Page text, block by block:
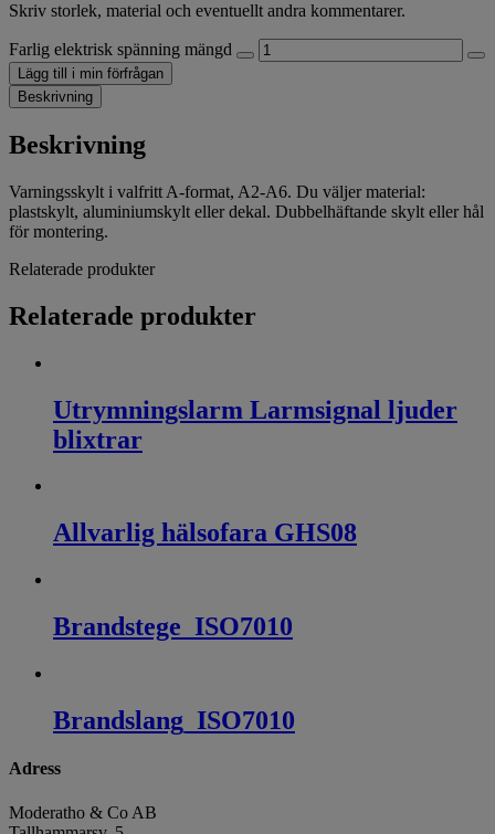
Skriv storlek, material och eventuellt andra kommentarer.
Farlig elektrisk spänning mängd
Lägg till i min förfrågan
Beskrivning
Beskrivning
Varningsskylt i valfritt A-format, A2-A6. Du väljer material:
plastskylt, aluminiumskylt eller dekal. Dubbelhäftande skylt eller hål
för montering.
Relaterade produkter
Relaterade produkter
Utrymningslarm Larmsignal ljuder
blixtrar
Allvarlig hälsofara GHS08
Brandstege_ISO7010
Brandslang_ISO7010
Adress
Moderatho & Co AB